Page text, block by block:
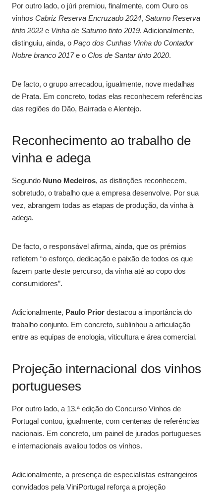
Por outro lado, o júri premiou, finalmente, com Ouro os
vinhos Cabriz Reserva Encruzado 2024, Saturno Reserva
tinto 2022 e Vinha de Saturno tinto 2019. Adicionalmente,
distinguiu, ainda, o Paço dos Cunhas Vinha do Contador
Nobre branco 2017e o Clos de Santar tinto 2020.
De facto, o grupo arrecadou, igualmente, nove medalhas
de Prata. Em concreto, todas elas reconhecem referências
das regiões do Dão, Bairrada e Alentejo.
Reconhecimento ao trabalho de
vinha e adega
Segundo Nuno Medeiros, as distinções reconhecem,
sobretudo, o trabalho que a empresa desenvolve. Por sua
vez, abrangem todas as etapas de produção, da vinha à
adega.
De facto, o responsável afirma, ainda, que os prémios
refletem “o esforço, dedicação e paixão de todos os que
fazem parte deste percurso, da vinha até ao copo dos
consumidores”.
Adicionalmente, Paulo Prior destacou a importância do
trabalho conjunto. Em concreto, sublinhou a articulação
entre as equipas de enologia, viticultura e área comercial.
Projeção internacional dos vinhos
portugueses
Por outro lado, a 13.ª edição do Concurso Vinhos de
Portugal contou, igualmente, com centenas de referências
nacionais. Em concreto, um painel de jurados portugueses
e internacionais avaliou todos os vinhos.
Adicionalmente, a presença de especialistas estrangeiros
convidados pela ViniPortugal reforça a projeção